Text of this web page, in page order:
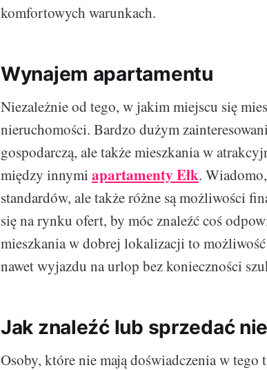
komfortowych warunkach.
Wynajem apartamentu
Niezależnie od tego, w jakim miejscu się
nieruchomości. Bardzo dużym
gospodarczą, ale także mieszkania w
między innymi apartamenty Ełk.
standardów, ale także różne są możliwości
się na rynku ofert, by móc znaleźć coś
mieszkania w dobrej lokalizacji to
nawet wyjazdu na urlop bez konieczności
Jak znaleźć lub sprzedać
Osoby, które nie mają doświadczenia w